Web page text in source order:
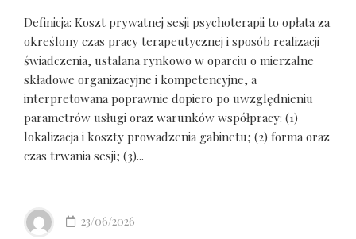
Definicja: Koszt prywatnej sesji psychoterapii to opłata za
określony czas pracy terapeutycznej i sposób realizacji
świadczenia, ustalana rynkowo w oparciu o mierzalne
składowe organizacyjne i kompetencyjne, a
interpretowana poprawnie dopiero po uwzględnieniu
parametrów usługi oraz warunków współpracy: (1)
lokalizacja i koszty prowadzenia gabinetu; (2) forma oraz
czas trwania sesji; (3)...
23/06/2026